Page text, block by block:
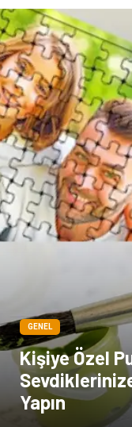
Bitkisel Ürünler
Markalar
Bilişim
İthalat İhracat
GENEL
Kişiye Özel
Yapın